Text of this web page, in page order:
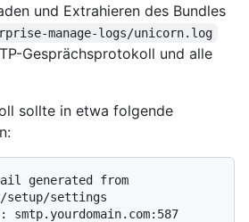
und Extrahieren des Bundles
manage-logs/unicorn.log
Gesprächsprotokoll und alle
sollte in etwa folgende
generated from
settings